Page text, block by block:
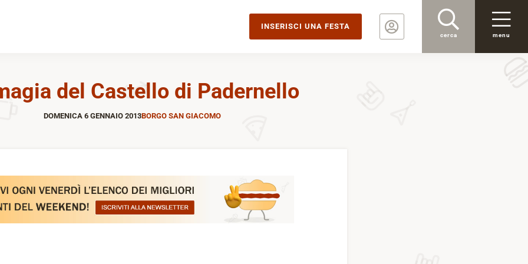
INSERISCI UNA FESTA
cerca menu
del Castello di Padernello
DOMENICA 6 GENNAIO 2013BORGO SAN GIACOMO